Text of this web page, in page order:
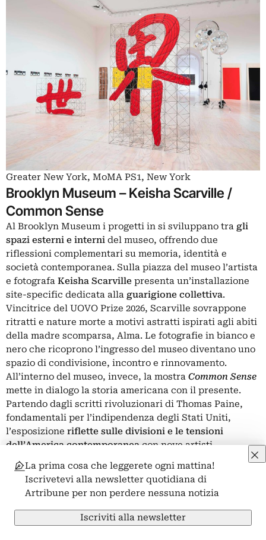
Greater New York, MoMA PS1, New York
Brooklyn Museum – Keisha Scarville /
Common Sense
Al Brooklyn Museum i progetti in si sviluppano tra gli
spazi esterni e interni del museo, offrendo due
riflessioni complementari su memoria, identità e
società contemporanea. Sulla piazza del museo l’artista
e fotografa Keisha Scarville presenta un’installazione
site-specific dedicata alla guarigione collettiva.
Vincitrice del UOVO Prize 2026, Scarville sovrappone
ritratti e nature morte a motivi astratti ispirati agli abiti
della madre scomparsa, Alma. Le fotografie in bianco e
nero che ricoprono l’ingresso del museo diventano uno
spazio di condivisione, incontro e rinnovamento.
All’interno del museo, invece, la mostra Common Sense
mette in dialogo la storia americana con il presente.
Partendo dagli scritti rivoluzionari di Thomas Paine,
fondamentali per l’indipendenza degli Stati Uniti,
l’esposizione riflette sulle divisioni e le tensioni
dell’America contemporaneacon nove artisti
contemporanei che interpretano temi quali la
democrazia, la comunità, la memoria storica e il potere
collettivo.
New York // fino al 4 ottobre 2026
Keisha Scarville: Where Salt Meets Black Water
BROOKLYN MUSEUM – 200 Eastern Parkway
La prima cosa che leggerete ogni mattina!
Iscrivetevi alla newsletter quotidiana di
Artribune per non perdere nessuna notizia
Iscriviti alla newsletter